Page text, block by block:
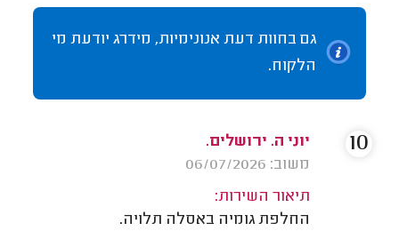
גם בחוות דעת אנונימיות, מידרג יודעת מי
הלקוח.
יוני ה. ירושלים.
משוב: 06/07/2026
תיאור השירות:
החלפת גומיה באסלה תלויה.
10